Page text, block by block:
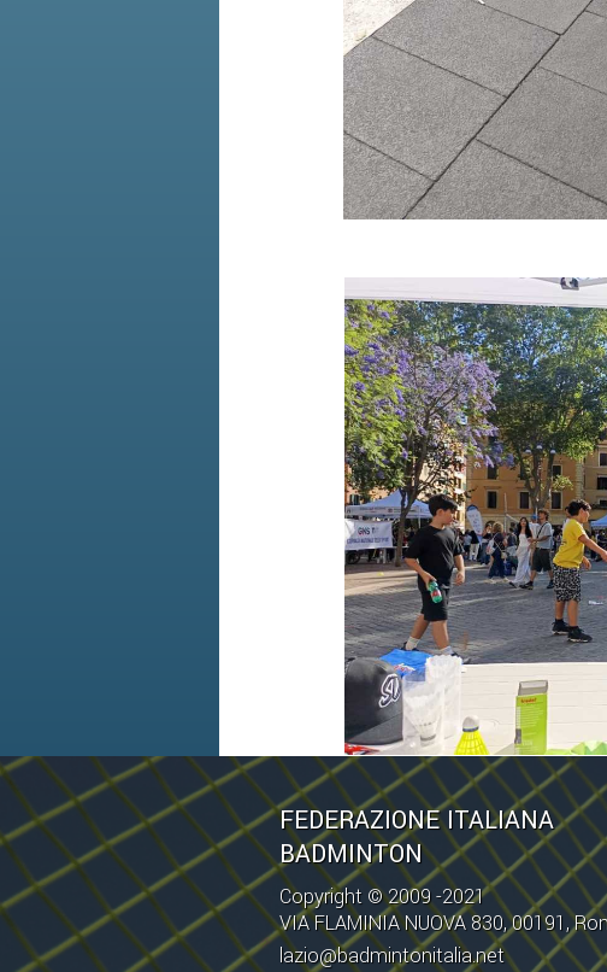
FEDERAZIONE ITALIANA
BADMINTON
Copyright © 2009 -2021
VIA FLAMINIA NUOVA 830, 00191,
lazio@badmintonitalia.net